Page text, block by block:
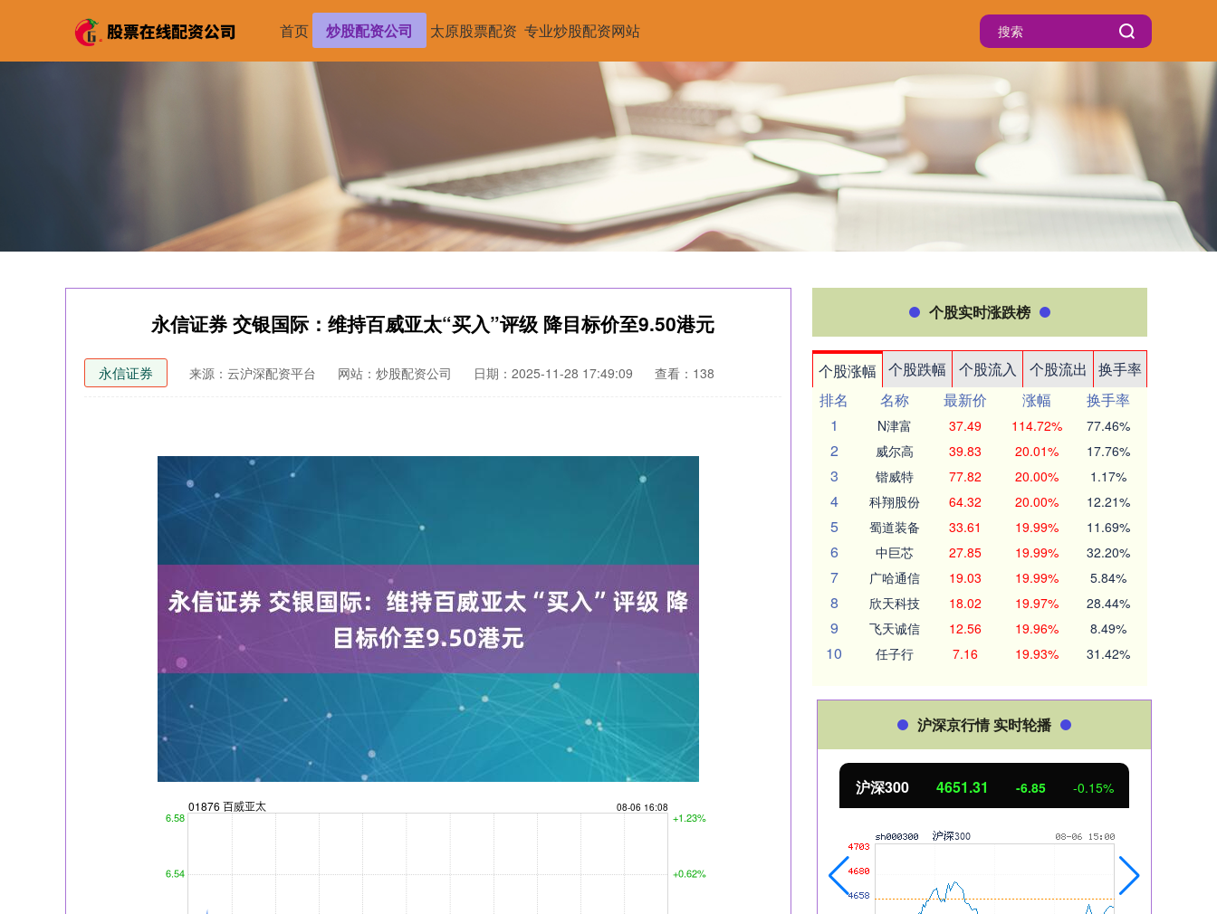
首页 炒股配资公司 太原股票配资 专业炒股配资网站
永信证券 交银国际：维持百威亚太“买入”评级 降目标价至9.50港元
永信证券 来源：云沪深配资平台 网站：炒股配资公司 日期：2025-11-28 17:49:09 查看：138
个股实时涨跌榜
个股涨幅 个股跌幅 个股流入 个股流出
换手率
排名
名称 最新价 涨幅
换手率
1
N津富 37.49 114.72% 77.46%
2 威尔高 39.83 20.01% 17.76%
3 锴威特 77.82 20.00% 1.17%
4 科翔股份 64.32 20.00% 12.21%
5 蜀道装备 33.61 19.99% 11.69%
6 中巨芯 27.85 19.99% 32.20%
7 广哈通信 19.03 19.99% 5.84%
8 欣天科技 18.02 19.97% 28.44%
9 飞天诚信 12.56 19.96% 8.49%
10 任子行 7.16 19.93% 31.42%
沪深京行情 实时轮播
上证指数 3900.35 21.92 0.57% 深证成指 14110.12 -34.08 沪深300 4651.31 -6.85 -0.15%